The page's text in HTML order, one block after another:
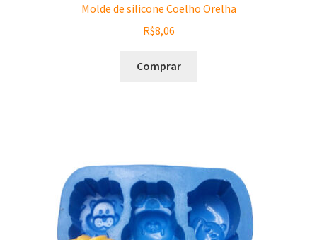
Molde de silicone Coelho Orelha
R$8,06
Comprar